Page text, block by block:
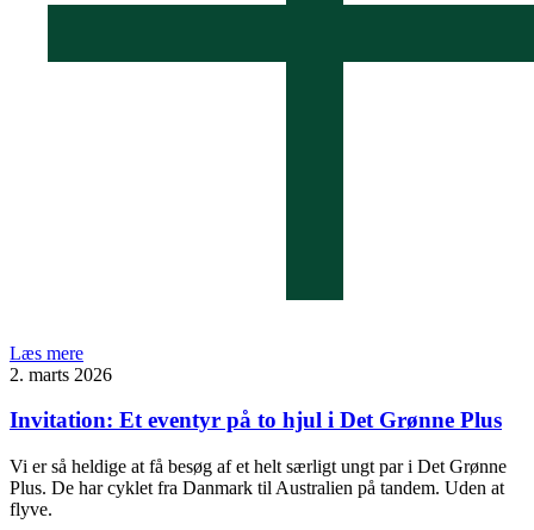
Læs mere
2. marts 2026
Invitation: Et eventyr på to hjul i Det Grønne Plus
Vi er så heldige at få besøg af et helt særligt ungt par i Det Grønne
Plus. De har cyklet fra Danmark til Australien på tandem. Uden at
flyve.